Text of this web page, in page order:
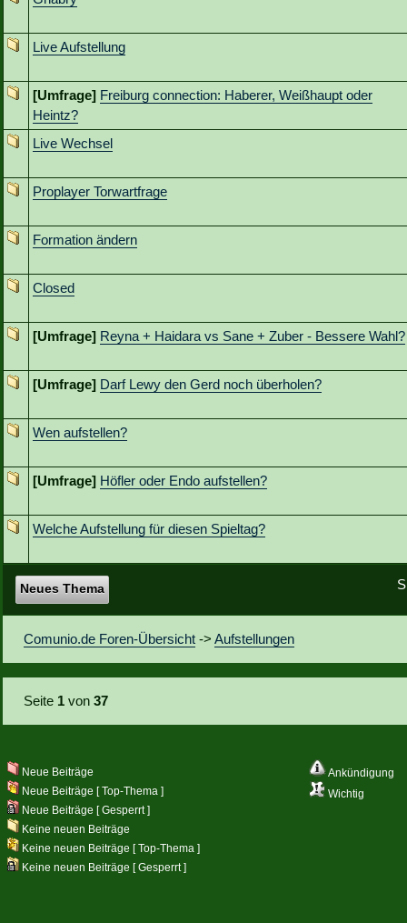
Live Aufstellung
[Umfrage] Freiburg connection: Haberer, Weißhaupt oder
Heintz?
Live Wechsel
Proplayer Torwartfrage
Formation ändern
Closed
[Umfrage] Reyna + Haidara vs Sane + Zuber - Bessere Wahl?
[Umfrage] Darf Lewy den Gerd noch überholen?
Wen aufstellen?
[Umfrage] Höfler oder Endo aufstellen?
Welche Aufstellung für diesen Spieltag?
Neues Thema
Comunio.de Foren-Übersicht ->Aufstellungen
Seite 1 von37
Ankündigung
Wichtig
Neue Beiträge
Neue Beiträge [ Top-Thema ]
Neue Beiträge [ Gesperrt ]
Keine neuen Beiträge
Keine neuen Beiträge [ Top-Thema ]
Keine neuen Beiträge [ Gesperrt ]